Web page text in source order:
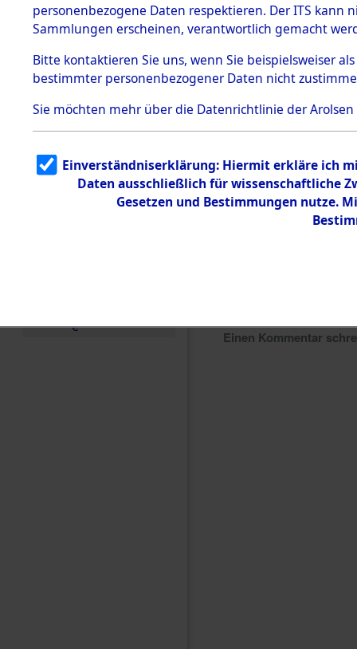
5.3
Todesmärsche
5.3.1 Alliierte
Erhebungen
zu
Todesmärsch
en
5.3.2
g
5.3.3
Todesmärsch
e
Einen Kommentar
personenbezogene Daten respektieren. Der ITS
Sammlungen erscheinen, verantwortlich gemacht
Bitte kontaktieren Sie uns, wenn Sie beispielsweiser
bestimmter personenbezogener Daten nicht
Sie möchten mehr über die Datenrichtlinie der Arolsen
Einverständniserklärung: Hiermit erkläre ich
Daten ausschließlich für wissenschaftliche
Gesetzen und Bestimmungen nutze.